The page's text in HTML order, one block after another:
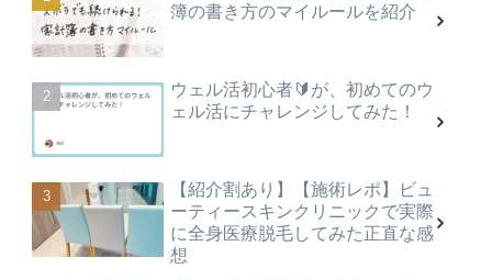
簿の書き方のマイルールを紹介
ウェル活初心者🔰が、初めてのウ
ェル活にチャレンジしてみた！
【紹介割あり】【施術レポ】ビュ
ーティースキンクリニックで実際
に全身医療脱毛してみた正直な感
想